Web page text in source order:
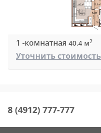
1 -комнатная 40.4 м2
Уточнить стоимость
8 (4912) 777-777